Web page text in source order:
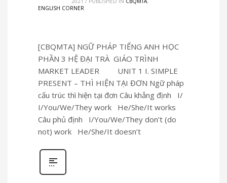
ENGLISH CORNER
[CBQMTA] NGỮ PHÁP TIẾNG ANH HỌC
PHẦN 3 HỆ ĐẠI TRÀ GIÁO TRÌNH
MARKET LEADER UNIT 1 I. SIMPLE
PRESENT – THÌ HIỆN TẠI ĐƠN Ngữ pháp
cấu trúc thì hiện tại đơn Câu khẳng định I/
I/You/We/They work He/She/It works
Câu phủ định I/You/We/They don’t (do
not) work He/She/It doesn’t